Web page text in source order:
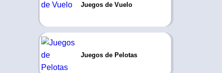
Juegos de Vuelo
Juegos de Pelotas